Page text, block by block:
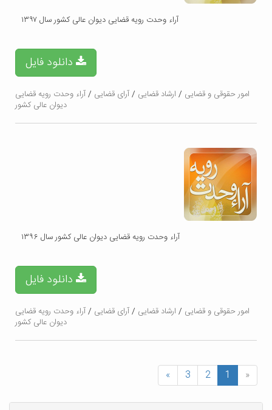
آراء وحدت رویه قضایی دیوان عالی کشور سال ۱۳۹۷
دانلود فایل
امور حقوقی و قضایی / ارشاد قضایی /آرای قضایی /آراء وحدت رویه قضایی
دیوان عالی کشور
آراء وحدت رویه قضایی دیوان عالی کشور سال ۱۳۹۶
دانلود فایل
امور حقوقی و قضایی / ارشاد قضایی /آرای قضایی /آراء وحدت رویه قضایی
دیوان عالی کشور
«
1
2
3
»